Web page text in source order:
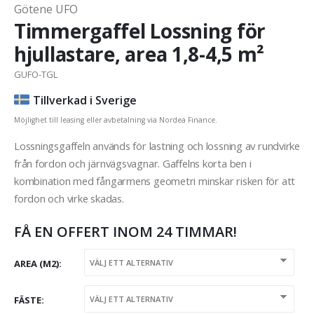
Götene UFO
Timmergaffel Lossning för
hjullastare, area 1,8-4,5 m²
GUFO-TGL
Tillverkad i Sverige
Möjlighet till leasing eller avbetalning via Nordea Finance.
Lossningsgaffeln används för lastning och lossning av rundvirke
från fordon och järnvägsvagnar. Gaffelns korta ben i
kombination med fångarmens geometri minskar risken för att
fordon och virke skadas.
FÅ EN OFFERT INOM 24 TIMMAR!
AREA (M2)
FÄSTE